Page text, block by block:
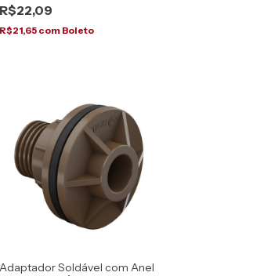
R$22,09
R$21,65 com Boleto
Adaptador Soldável com Anel